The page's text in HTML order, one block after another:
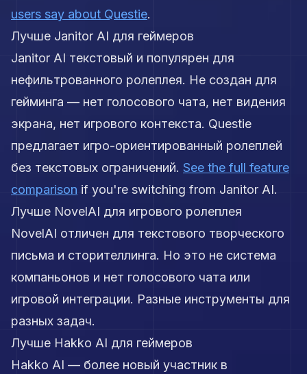
users say about Questie.
Лучше Janitor AI для геймеров
Janitor AI текстовый и популярен для
нефильтрованного ролеплея. Не создан для
гейминга — нет голосового чата, нет видения
экрана, нет игрового контекста. Questie
предлагает игро-ориентированный ролеплей
без текстовых ограничений. See the full feature
comparison if you're switching from Janitor AI.
Лучше NovelAI для игрового ролеплея
NovelAI отличен для текстового творческого
письма и сторителлинга. Но это не система
компаньонов и нет голосового чата или
игровой интеграции. Разные инструменты для
разных задач.
Лучше Hakko AI для геймеров
Hakko AI — более новый участник в